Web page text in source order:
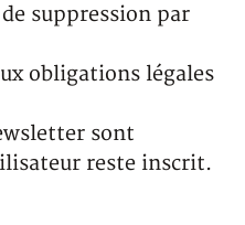
suppression par
obligations légales
sont
reste inscrit.